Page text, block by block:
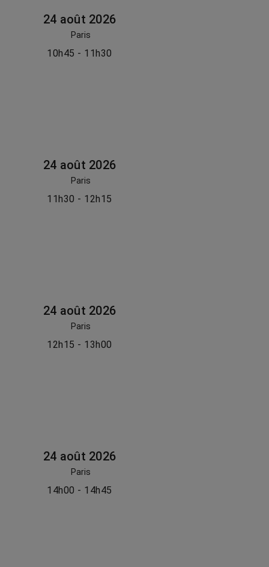
24 août 2026
Paris
10h45 - 11h30
24 août 2026
Paris
11h30 - 12h15
24 août 2026
Paris
12h15 - 13h00
24 août 2026
Paris
14h00 - 14h45